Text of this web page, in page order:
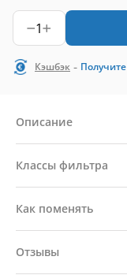
1
Кэшбэк - Получите
Описание
Классы фильтра
Как поменять
Отзывы